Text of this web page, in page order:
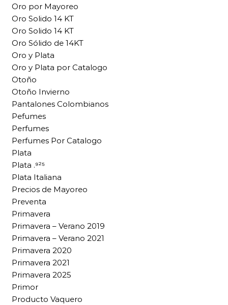
Oro por Mayoreo
Oro Solido 14 KT
Oro Solido 14 KT
Oro Sólido de 14KT
Oro y Plata
Oro y Plata por Catalogo
Otoño
Otoño Invierno
Pantalones Colombianos
Pefumes
Perfumes
Perfumes Por Catalogo
Plata
Plata .⁹²⁵
Plata Italiana
Precios de Mayoreo
Preventa
Primavera
Primavera – Verano 2019
Primavera – Verano 2021
Primavera 2020
Primavera 2021
Primavera 2025
Primor
Producto Vaquero